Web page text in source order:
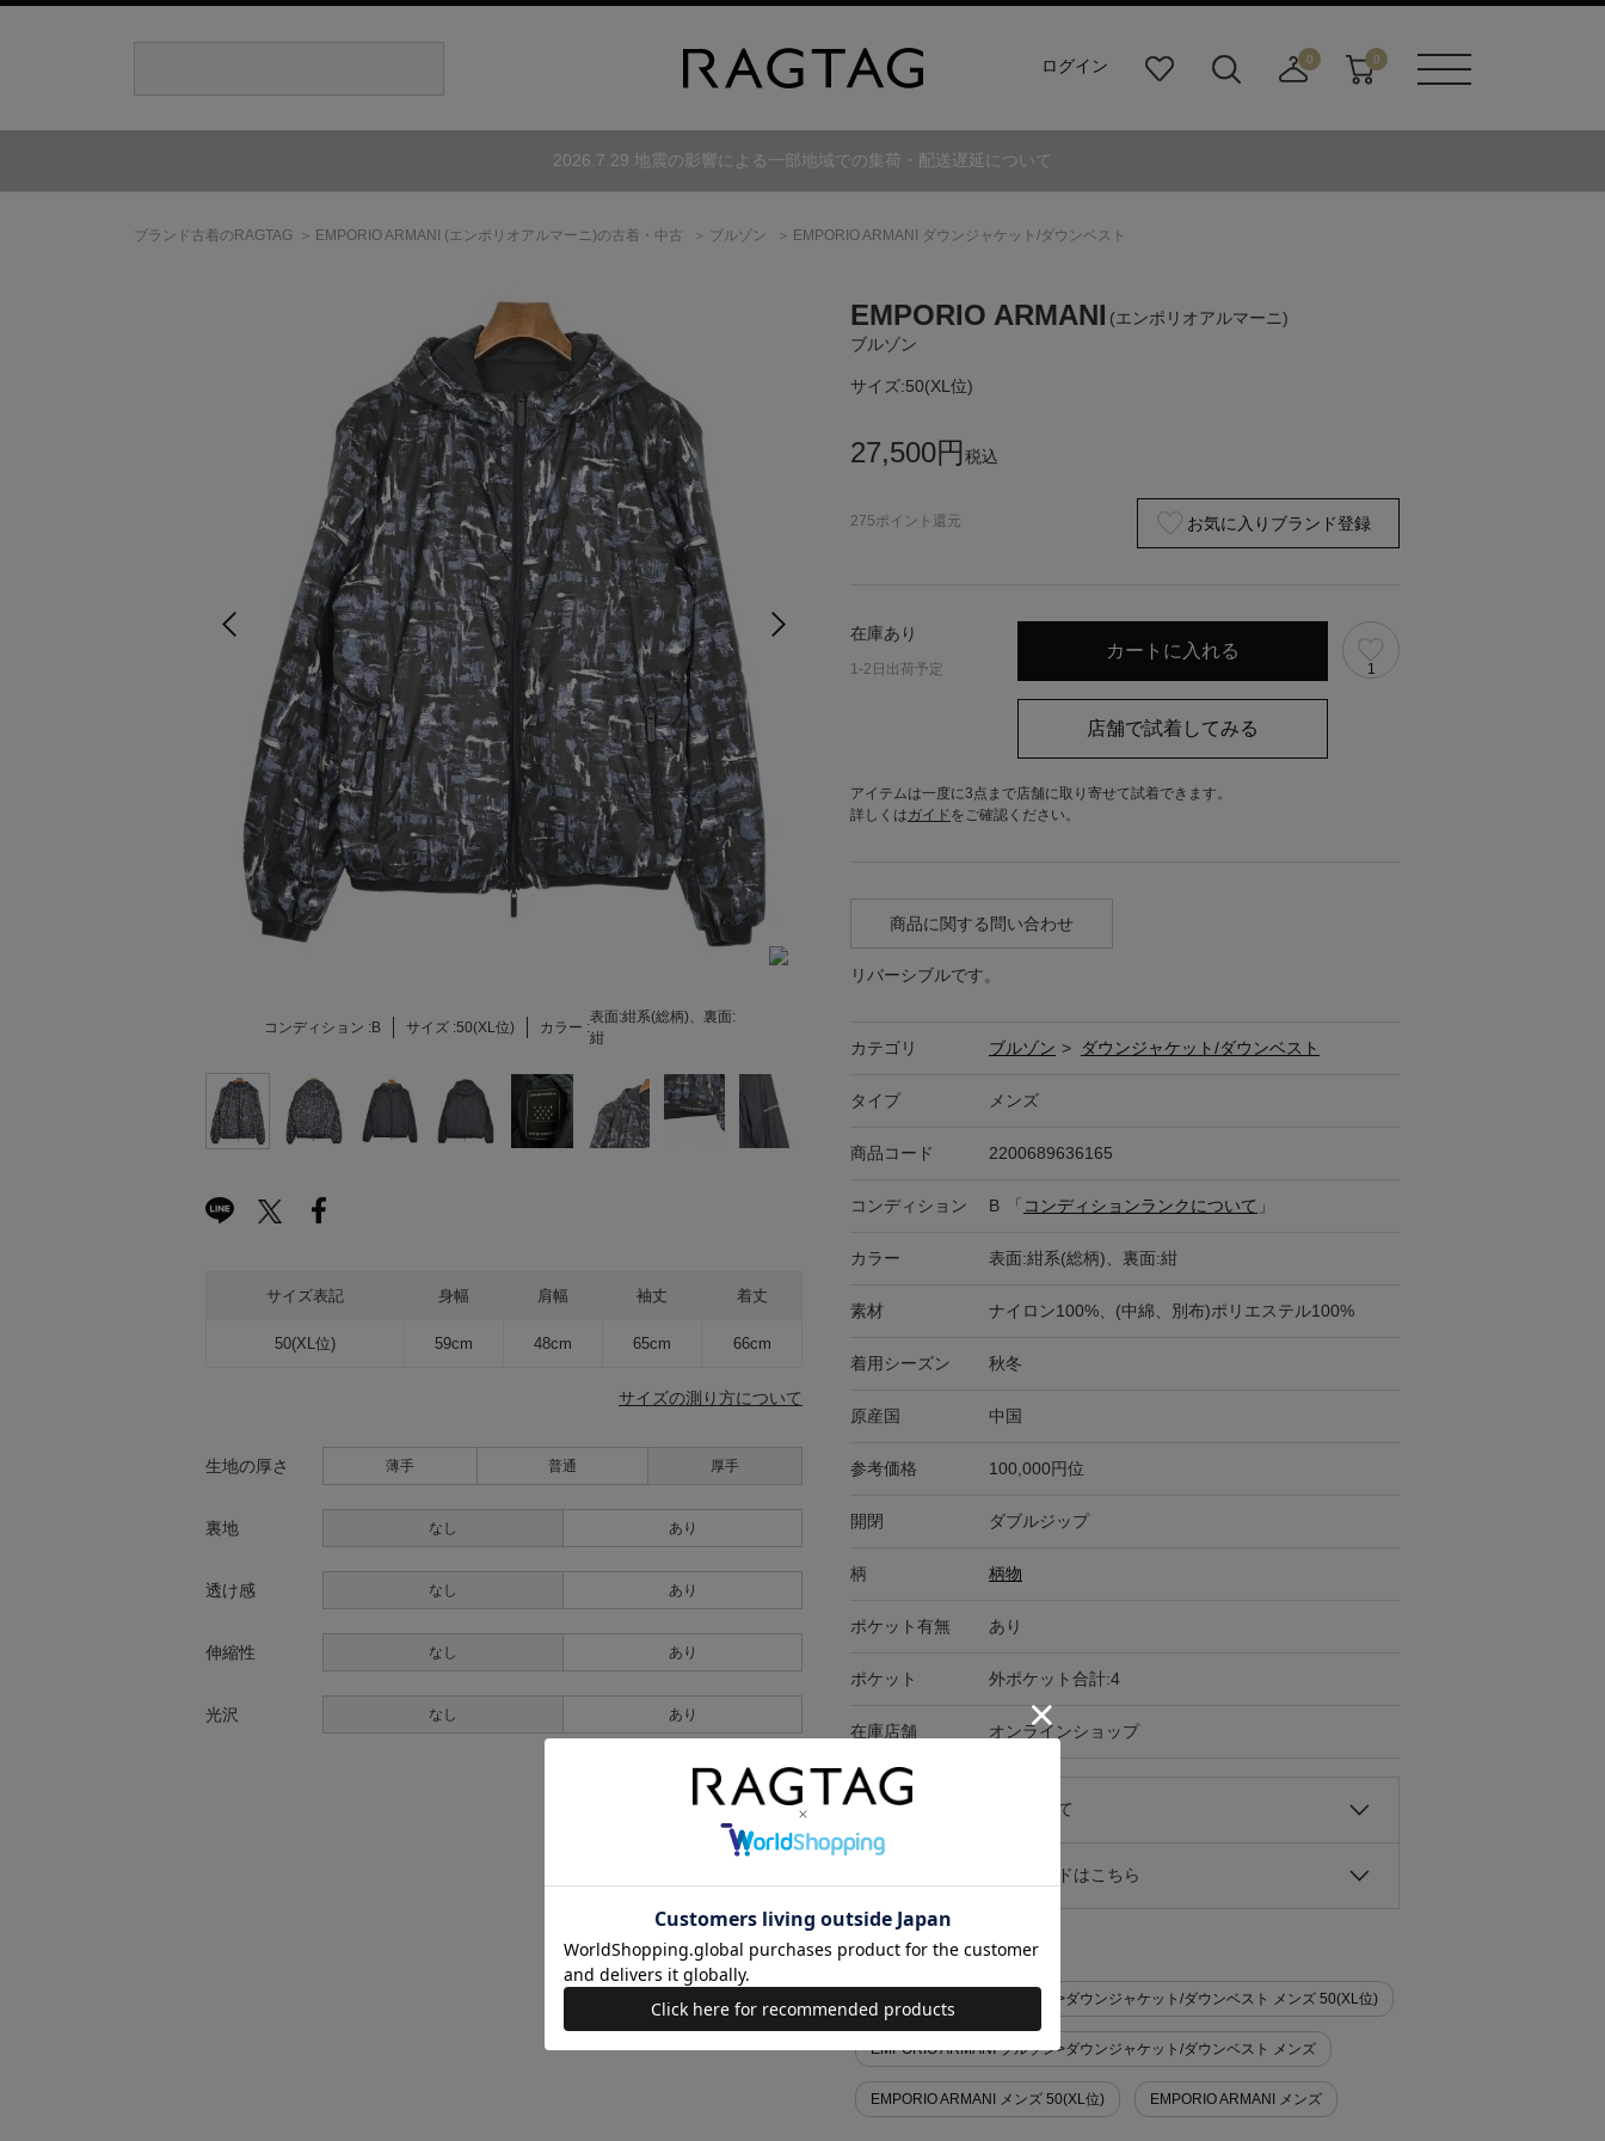
ログイン
り
ダ
0
寄
0
2026.7.29 地震の影響による一部地域での集荷・配送遅延について
ブランド古着のRAGTAG EMPORIO ARMANI (エンポリオアルマーニ)の古着・中古 ブルゾン EMPORIO ARMANI ダウンジャケット/ダウンベスト
コンディション :B サイズ :50(XL位) カラー :
表面:紺系(総柄)、裏面:
紺
サイズ表記 身幅 肩幅 袖丈 着丈
50(XL位) 59cm 48cm 65cm 66cm
サイズの測り方について
生地の厚さ 薄手 普通 厚手
裏地 なし あり
透け感 なし あり
伸縮性 なし あり
光沢 なし あり
EMPORIO ARMANI (エンポリオアルマーニ)
ブルゾン
サイズ:50(XL位)
27,500円 税込
275ポイント還元 お気に入りブランド登録
在庫あり
1-2日出荷予定 1
アイテムは一度に3点まで店舗に取り寄せて試着できます。
詳しくはガイド をご確認ください。
商品に関する問い合わせ
リバーシブルです。
カテゴリ ブルゾン > ダウンジャケット/ダウンベスト
タイプ メンズ
商品コード 2200689636165
コンディション B 「 コンディションランクについて 」
カラー 表面:紺系(総柄)、裏面:紺
素材 ナイロン100%、(中綿、別布)ポリエステル100%
着用シーズン 秋冬
原産国 中国
参考価格 100,000円位
開閉 ダブルジップ
柄 柄物
ポケット有無 あり
ポケット 外ポケット合計:4
在庫店舗 オンラインショップ
キャンセル・返品について
お買い物時のご利用ガイドはこちら
似た条件で検索
EMPORIO ARMANI ブルゾン>ダウンジャケット/ダウンベスト メンズ 50(XL位)
EMPORIO ARMANI ブルゾン>ダウンジャケット/ダウンベスト メンズ
EMPORIO ARMANI メンズ 50(XL位) EMPORIO ARMANI メンズ